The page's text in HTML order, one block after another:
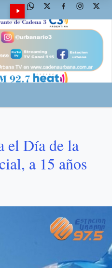
el Día de la
a 15 años